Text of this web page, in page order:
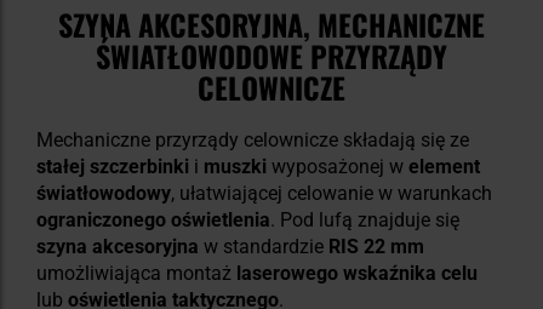
SZYNA AKCESORYJNA, MECHANICZNE
ŚWIATŁOWODOWE PRZYRZĄDY
CELOWNICZE
Mechaniczne przyrządy celownicze składają się ze
stałej szczerbinki i muszki wyposażonej w element
światłowodowy, ułatwiającej celowanie w warunkach
ograniczonego oświetlenia. Pod lufą znajduje się
szyna akcesoryjna w standardzie RIS 22 mm
umożliwiająca montaż laserowego wskaźnika celu
lub oświetlenia taktycznego.